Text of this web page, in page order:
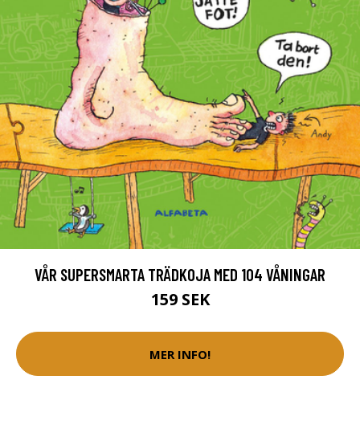
VÅR SUPERSMARTA TRÄDKOJA MED 104 VÅNINGAR
159 SEK
MER INFO!